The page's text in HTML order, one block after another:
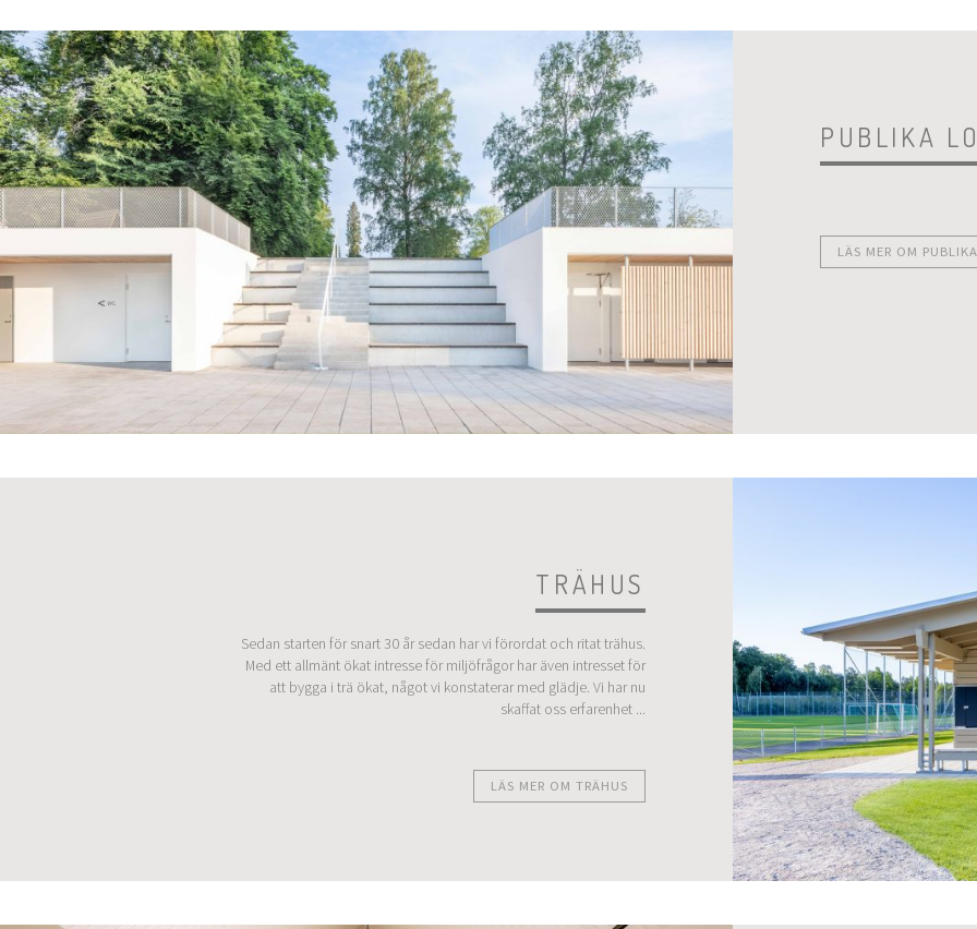
PUBLIKA
LÄS MER OM
TRÄHUS
Sedan starten för snart 30 år sedan har vi förordat och ritat trähus.
Med ett allmänt ökat intresse för miljöfrågor har även intresset för
att bygga i trä ökat, något vi konstaterar med glädje. Vi har nu
skaffat oss erfarenhet ...
LÄS MER OM TRÄHUS